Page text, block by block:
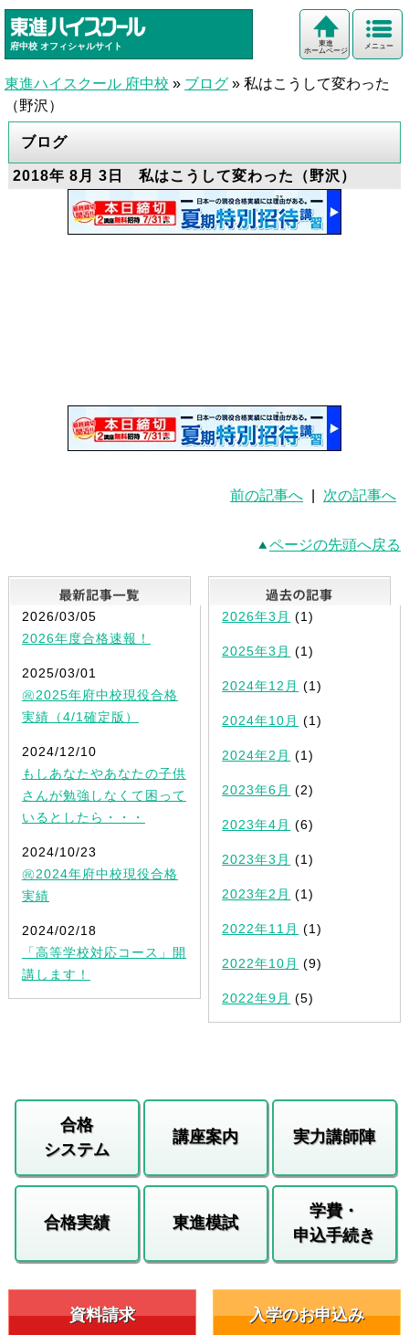
府中校 オフィシャルサイト メニュー
東進
ホームページ
東進ハイスクール 府中校 » ブログ » 私はこうして変わった
（野沢）
ブログ
2018年 8月 3日 私はこうして変わった（野沢）
前の記事へ 次の記事へ
ページの先頭へ戻る
最新記事一覧
2026/03/05
2026年度合格速報！
2025/03/01
㊗2025年府中校現役合格
実績（4/1確定版）
2024/12/10
もしあなたやあなたの子供
さんが勉強しなくて困って
いるとしたら・・・
2024/10/23
㊗2024年府中校現役合格
実績
2024/02/18
「高等学校対応コース」開
講します！
2026年3月 (1)
2025年3月 (1)
2024年12月 (1)
2024年10月 (1)
2024年2月 (1)
2023年6月 (2)
2023年4月 (6)
2023年3月 (1)
2023年2月 (1)
2022年11月 (1)
2022年10月 (9)
2022年9月 (5)
合格
システム
講座案内 実力講師陣
合格実績 東進模試
学費・
申込手続き
資料請求 入学のお申込み